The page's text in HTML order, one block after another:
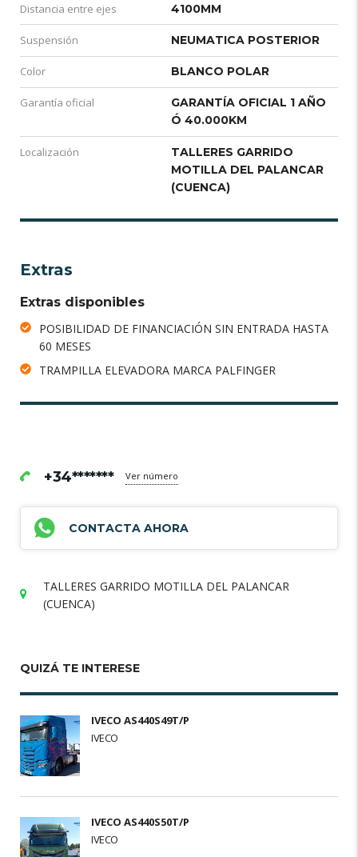
Distancia entre ejes 4100MM
Suspensión NEUMATICA POSTERIOR
Color BLANCO POLAR
Garantía oficial
GARANTÍA OFICIAL 1 AÑO
Ó 40.000KM
Localización
TALLERES GARRIDO
MOTILLA DEL PALANCAR
(CUENCA)
Extras
Extras disponibles
POSIBILIDAD DE FINANCIACIÓN SIN ENTRADA HASTA
60 MESES
TRAMPILLA ELEVADORA MARCA PALFINGER
+34******* Ver número
CONTACTA AHORA
TALLERES GARRIDO MOTILLA DEL PALANCAR
(CUENCA)
QUIZÁ TE INTERESE
IVECO AS440S49T/P
IVECO
IVECO AS440S50T/P
IVECO